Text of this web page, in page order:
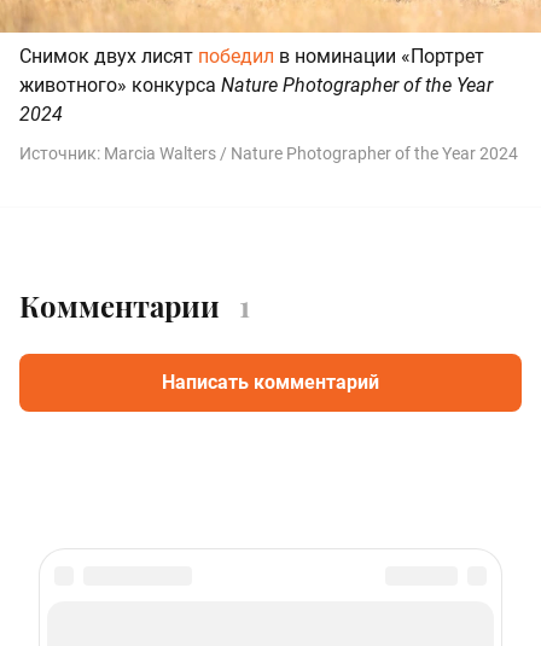
Снимок двух лисят победил в номинации «Портрет
животного» конкурса Nature Photographer of the Year
2024
Источник: Marcia Walters / Nature Photographer of the Year 2024
Комментарии 1
Написать комментарий